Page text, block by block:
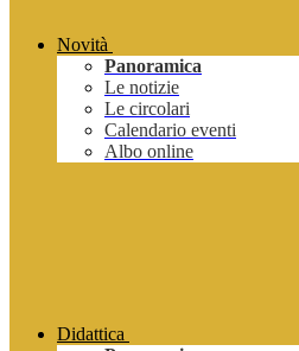
Novità
Panoramica
Le notizie
Le circolari
Calendario eventi
Albo online
Didattica